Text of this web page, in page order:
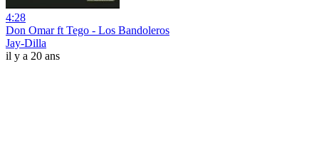
4:28
Don Omar ft Tego - Los Bandoleros
Jay-Dilla
il y a 20 ans